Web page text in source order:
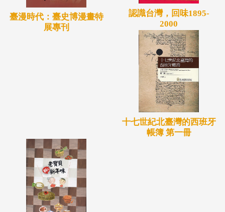
臺漫時代：臺史博漫畫特
展專刊
認識台灣，回味1895-
2000
十七世紀北臺灣的西班牙
帳簿 第一冊